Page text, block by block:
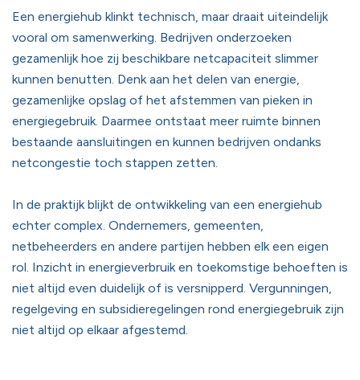
Een energiehub klinkt technisch, maar draait uiteindelijk
vooral om samenwerking. Bedrijven onderzoeken
gezamenlijk hoe zij beschikbare netcapaciteit slimmer
kunnen benutten. Denk aan het delen van energie,
gezamenlijke opslag of het afstemmen van pieken in
energiegebruik. Daarmee ontstaat meer ruimte binnen
bestaande aansluitingen en kunnen bedrijven ondanks
netcongestie toch stappen zetten.
In de praktijk blijkt de ontwikkeling van een energiehub
echter complex. Ondernemers, gemeenten,
netbeheerders en andere partijen hebben elk een eigen
rol. Inzicht in energieverbruik en toekomstige behoeften is
niet altijd even duidelijk of is versnipperd. Vergunningen,
regelgeving en subsidieregelingen rond energiegebruik zijn
niet altijd op elkaar afgestemd.